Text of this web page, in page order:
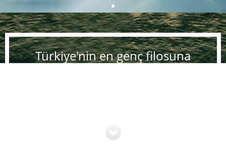
Türkiye'nin en genç filosuna